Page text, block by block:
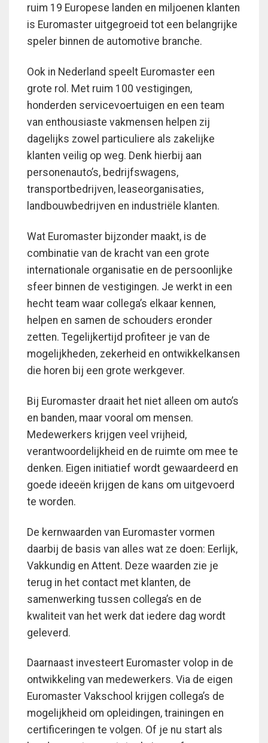
ruim 19 Europese landen en miljoenen klanten
is Euromaster uitgegroeid tot een belangrijke
speler binnen de automotive branche.
Ook in Nederland speelt Euromaster een
grote rol. Met ruim 100 vestigingen,
honderden servicevoertuigen en een team
van enthousiaste vakmensen helpen zij
dagelijks zowel particuliere als zakelijke
klanten veilig op weg. Denk hierbij aan
personenauto’s, bedrijfswagens,
transportbedrijven, leaseorganisaties,
landbouwbedrijven en industriële klanten.
Wat Euromaster bijzonder maakt, is de
combinatie van de kracht van een grote
internationale organisatie en de persoonlijke
sfeer binnen de vestigingen. Je werkt in een
hecht team waar collega’s elkaar kennen,
helpen en samen de schouders eronder
zetten. Tegelijkertijd profiteer je van de
mogelijkheden, zekerheid en ontwikkelkansen
die horen bij een grote werkgever.
Bij Euromaster draait het niet alleen om auto’s
en banden, maar vooral om mensen.
Medewerkers krijgen veel vrijheid,
verantwoordelijkheid en de ruimte om mee te
denken. Eigen initiatief wordt gewaardeerd en
goede ideeën krijgen de kans om uitgevoerd
te worden.
De kernwaarden van Euromaster vormen
daarbij de basis van alles wat ze doen: Eerlijk,
Vakkundig en Attent. Deze waarden zie je
terug in het contact met klanten, de
samenwerking tussen collega’s en de
kwaliteit van het werk dat iedere dag wordt
geleverd.
Daarnaast investeert Euromaster volop in de
ontwikkeling van medewerkers. Via de eigen
Euromaster Vakschool krijgen collega’s de
mogelijkheid om opleidingen, trainingen en
certificeringen te volgen. Of je nu start als